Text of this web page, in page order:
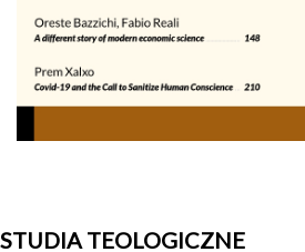
STUDIA TEOLOGICZNE